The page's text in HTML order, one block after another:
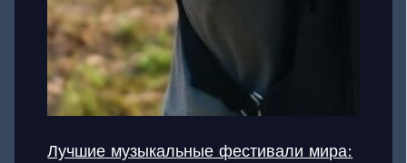
Лучшие музыкальные фестивали мира: